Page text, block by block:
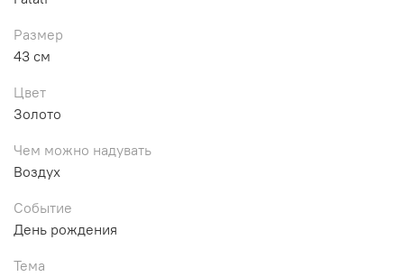
Размер
43 см
Цвет
Золото
Чем можно надувать
Воздух
Событие
День рождения
Тема